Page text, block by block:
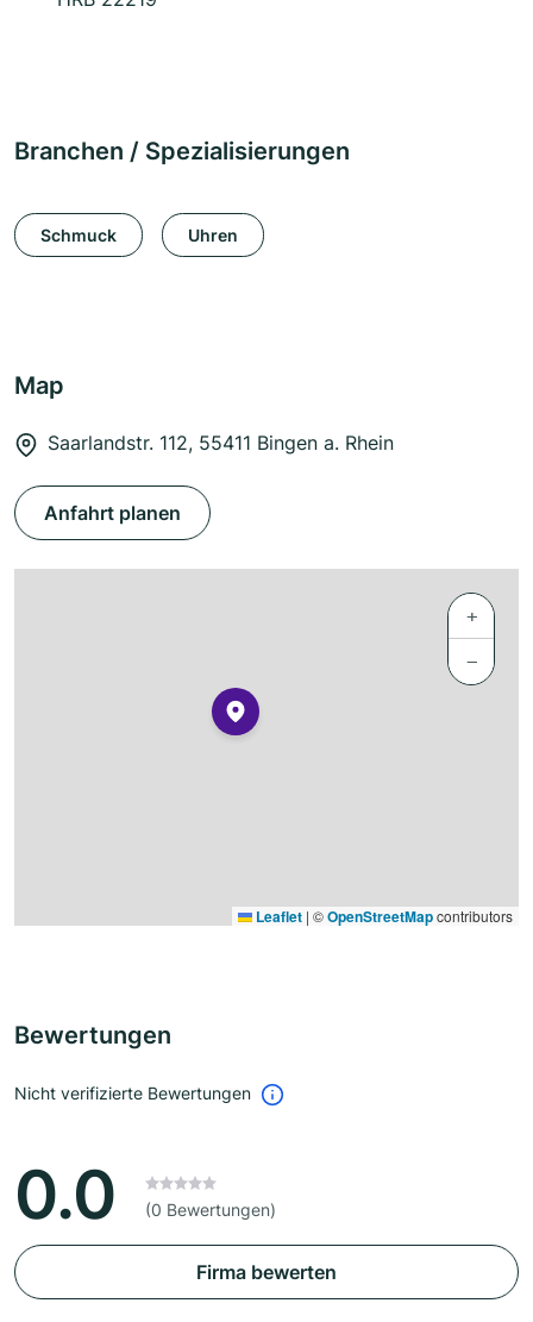
Branchen / Spezialisierungen
Schmuck Uhren
Map
Saarlandstr. 112, 55411 Bingen a. Rhein
Anfahrt planen
+
−
Leaflet | ©OpenStreetMapcontributors
Bewertungen
Nicht verifizierte Bewertungen
0.0 (0 Bewertungen)
Firma bewerten